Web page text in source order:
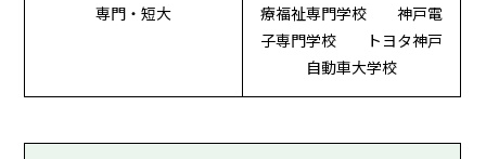
専門・短大
療福祉専門学校 神戸電
子専門学校 トヨタ神戸
自動車大学校